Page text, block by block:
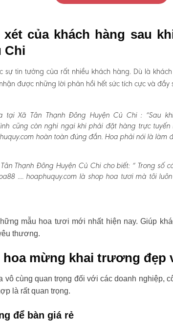
của khách hàng sau
Chi
sự tin tưởng của rất nhiều khách hàng. Dù là
được những lời phản hồi hết sức tích cực và đầy
tại Xã Tân Thạnh Đông Huyện Củ Chi :“Sau
cũng còn nghi ngại khi phải đặt hàng trực
hoàn toàn đúng đắn. Hoa phải nói là làm
Thạnh Đông Huyện Củ Chi cho biết:“ Trong số
.... hoaphuquy.com là shop hoa tươi mà tôi
mẫu hoa tươi mới nhất hiện nay. Giúp
thương.
hoa mừng khai trương đẹp
vô cùng quan trọng đối với các doanh nghiệp,
là rất quan trọng.
để bàn giá rẻ